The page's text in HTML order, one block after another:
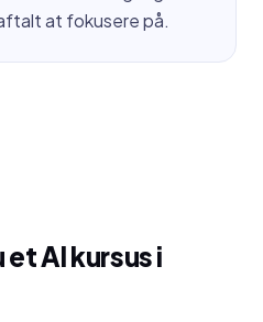
at fokusere på.
AI kursus i